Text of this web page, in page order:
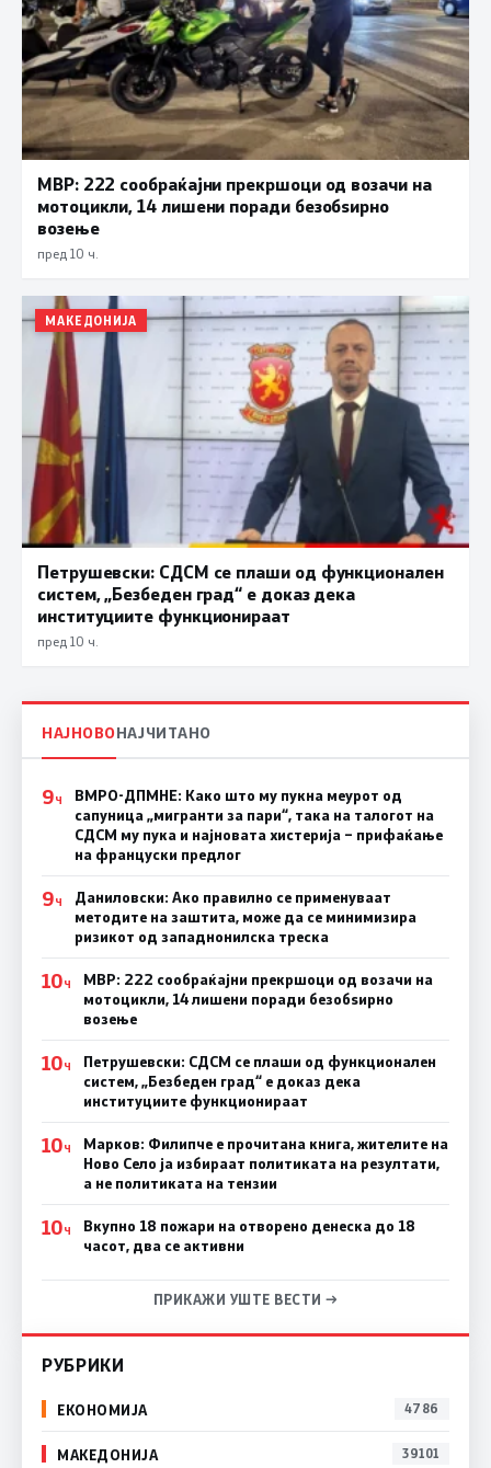
МВР: 222 сообраќајни прекршоци од возачи на
мотоцикли, 14 лишени поради безобѕирно
возење
пред 10 ч.
МАКЕДОНИЈА
Петрушевски: СДСМ се плаши од функционален
систем, „Безбеден град“ е доказ дека
институциите функционираат
пред 10 ч.
НАЈНОВОНАЈЧИТАНО
9Ч
ВМРО-ДПМНЕ: Како што му пукна меурот од
сапуница „мигранти за пари“, така на талогот на
СДСМ му пука и најновата хистерија – прифаќање
на француски предлог
9Ч
Даниловски: Ако правилно се применуваат
методите на заштита, може да се минимизира
ризикот од западнонилска треска
10Ч
МВР: 222 сообраќајни прекршоци од возачи на
мотоцикли, 14 лишени поради безобѕирно
возење
10Ч
Петрушевски: СДСМ се плаши од функционален
систем, „Безбеден град“ е доказ дека
институциите функционираат
10Ч
Марков: Филипче е прочитана книга, жителите на
Ново Село ја избираат политиката на резултати,
а не политиката на тензии
10Ч
Вкупно 18 пожари на отворено денеска до 18
часот, два се активни
ПРИКАЖИ УШТЕ ВЕСТИ →
РУБРИКИ
ЕКОНОМИЈА 4786
МАКЕДОНИЈА 39101